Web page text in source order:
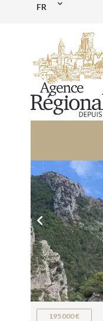
FR
195 000 €